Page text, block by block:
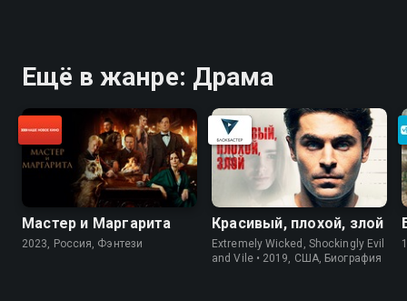
Ещё в жанре: Драма
Мастер и Маргарита
2023, Россия, Фэнтези
Красивый, плохой, злой
Extremely Wicked, Shockingly Evil
and Vile • 2019, США, Биография